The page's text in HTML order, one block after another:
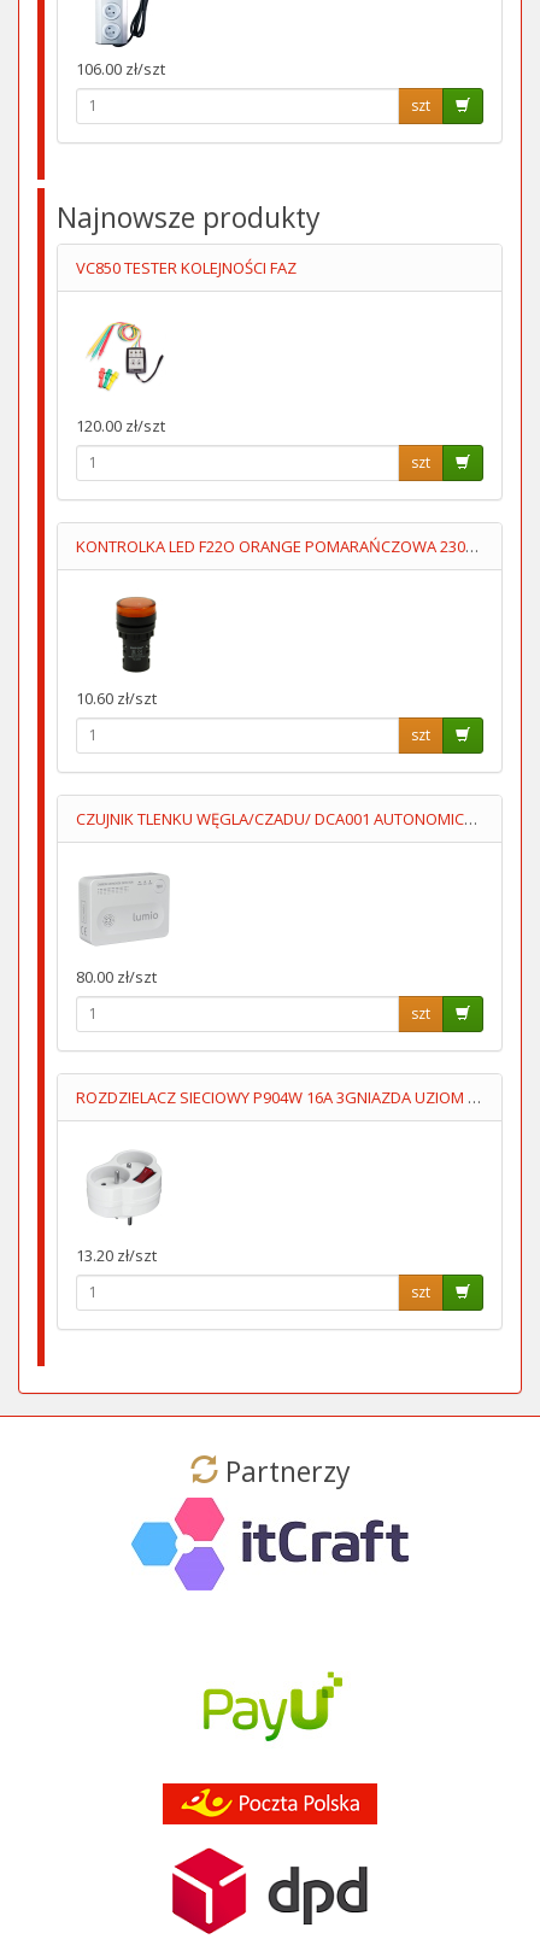
106.00 zł/szt
szt
Najnowsze produkty
VC850 TESTER KOLEJNOŚCI FAZ
120.00 zł/szt
szt
KONTROLKA LED F22O ORANGE POMARAŃCZOWA 230V AC FImontaź=22mm
10.60 zł/szt
szt
CZUJNIK TLENKU WĘGLA/CZADU/ DCA001 AUTONOMICZNY 3XAA LUMIO
80.00 zł/szt
szt
ROZDZIELACZ SIECIOWY P904W 16A 3GNIAZDA UZIOM WYŁĄCZNIK
13.20 zł/szt
szt
Partnerzy